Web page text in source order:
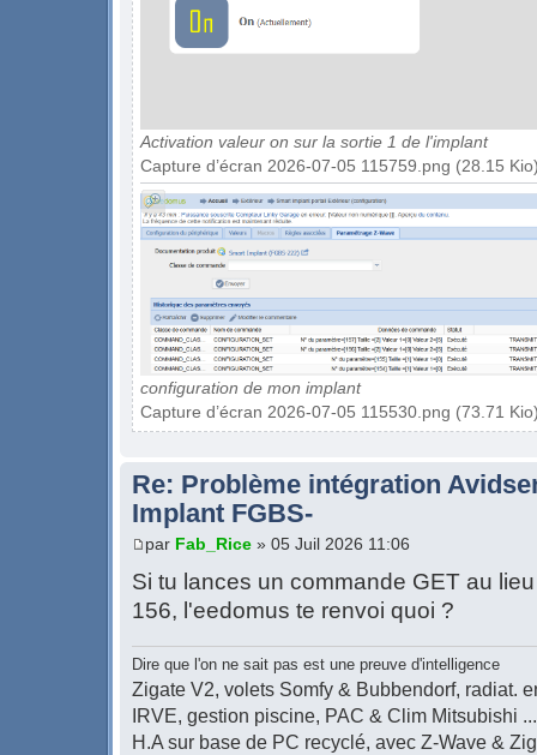
Activation valeur on sur la sortie 1 de l'implant
Capture d’écran 2026-07-05 115759.png (28.15
configuration de mon implant
Capture d’écran 2026-07-05 115530.png (73.71
Re: Problème intégration
Implant FGBS-
par Fab_Rice » 05 Juil 2026 11:06
Si tu lances un commande GET au
156, l'eedomus te renvoi quoi ?
Dire que l'on ne sait pas est une preuve d'intelligence
Zigate V2, volets Somfy & Bubbendorf, radiat.
IRVE, gestion piscine, PAC & Clim Mitsubishi ...
H.A sur base de PC recyclé, avec Z-Wave &